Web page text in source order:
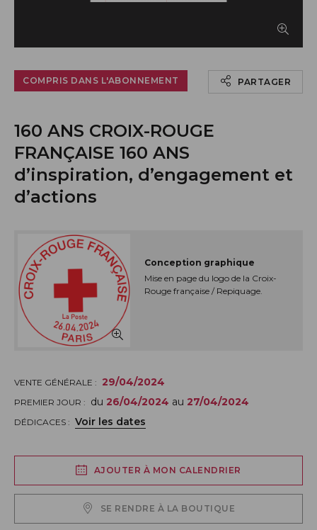
COMPRIS DANS L'ABONNEMENT PARTAGER
160 ANS CROIX-ROUGE
FRANÇAISE 160 ANS
d’inspiration, d’engagement et
d’actions
Conception graphique
Mise en page du logo de la Croix-
Rouge française / Repiquage.
VENTE GÉNÉRALE : 29/04/2024
PREMIER JOUR : du 26/04/2024 au 27/04/2024
DÉDICACES : Voir les dates
AJOUTER À MON CALENDRIER
SE RENDRE À LA BOUTIQUE